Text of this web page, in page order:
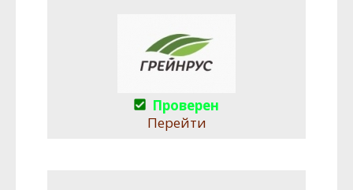
Проверен
Перейти